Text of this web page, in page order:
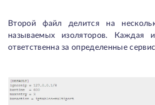
Второй файл делится на
называемых изоляторов. Каждая
ответственна за определенные